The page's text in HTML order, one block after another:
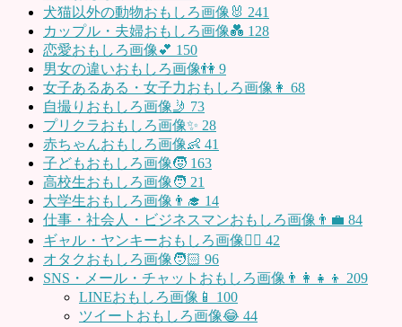
犬猫以外の動物おもしろ画像🐰 241
カップル・夫婦おもしろ画像💑 128
恋愛おもしろ画像💕 150
男女の違いおもしろ画像👫 9
女子あるある・女子力おもしろ画像👩 68
自撮りおもしろ画像🤳 73
プリクラおもしろ画像✨ 28
赤ちゃんおもしろ画像👶 41
子どもおもしろ画像🧒 163
高校生おもしろ画像🧑 21
大学生おもしろ画像👨‍🎓 14
仕事・社会人・ビジネスマンおもしろ画像👨‍💼 84
ギャル・ヤンキーおもしろ画像👱‍♀️ 42
オタクおもしろ画像🧑🏻 96
SNS・メール・チャットおもしろ画像👨‍👩‍👧‍👦 209
LINEおもしろ画像📱 100
ツイートおもしろ画像😂 44